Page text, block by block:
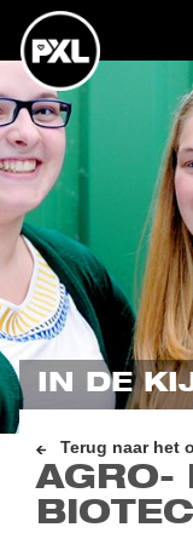
IN DE
Terug naar het
AGRO-